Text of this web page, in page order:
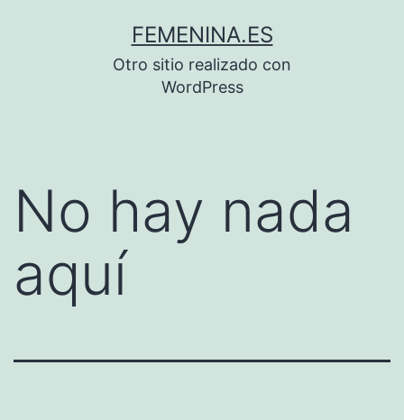
FEMENINA.ES
Otro sitio realizado con
WordPress
No hay nada
aquí